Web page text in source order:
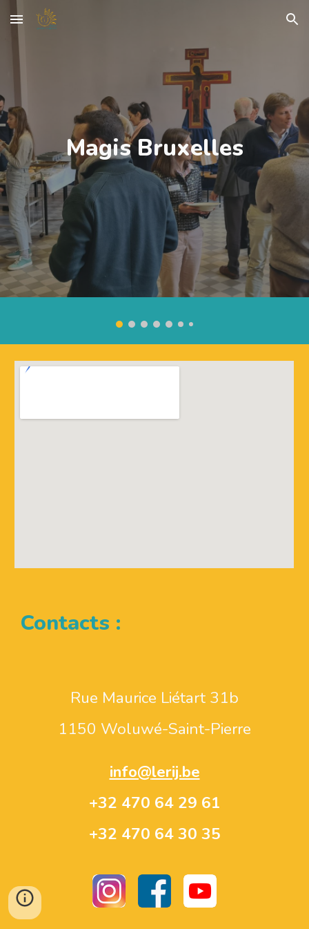
Skip to main content Skip to navigation
Magis Bruxelles
Contacts :
Rue Maurice Liétart 31b
1150 Woluwé-Saint-Pierre
info@lerij.be
+32 470 64 29 61
+32 470 64 30 35